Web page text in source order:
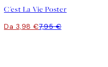
C'est La Vie Poster
Da 3,98 €7,95 €